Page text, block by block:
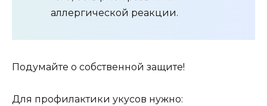
аллергической реакции.
Подумайте о собственной защите!
Для профилактики укусов нужно: